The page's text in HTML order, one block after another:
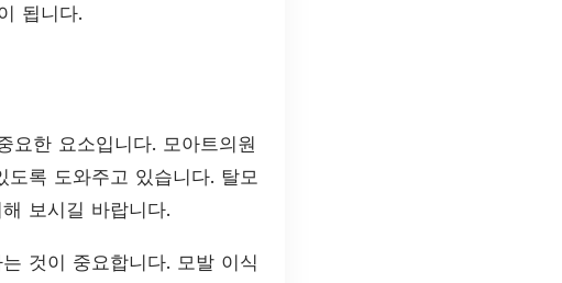
됩니다.
요한 요소입니다. 모아트의원
록 도와주고 있습니다. 탈모
보시길 바랍니다.
것이 중요합니다. 모발 이식